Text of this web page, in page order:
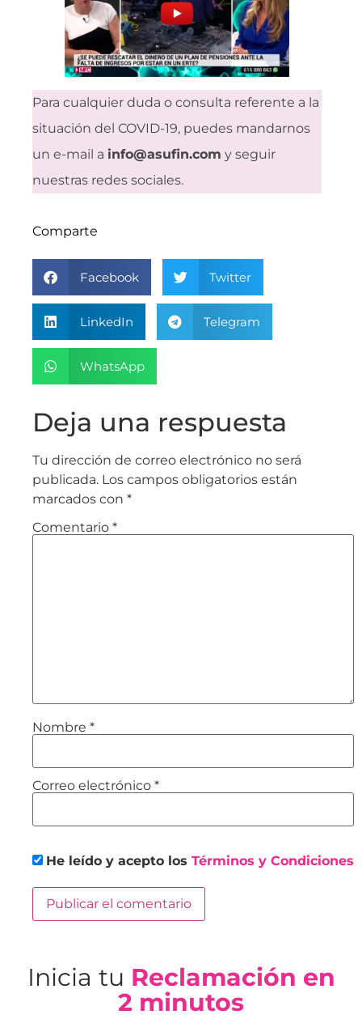
Para cualquier duda o consulta referente a la
situación del COVID-19, puedes mandarnos
un e-mail a info@asufin.com y seguir
nuestras redes sociales.
Comparte
Facebook Twitter
LinkedIn Telegram
WhatsApp
Deja una respuesta
Tu dirección de correo electrónico no será
publicada. Los campos obligatorios están
marcados con *
Comentario *
Nombre *
Correo electrónico *
He leído y acepto los Términos y Condiciones
Inicia tu Reclamación en
2 minutos